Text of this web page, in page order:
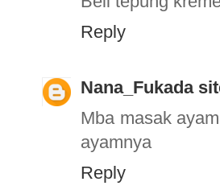
Reply
Nana_Fukada
Mba masak
ayamnya
Reply